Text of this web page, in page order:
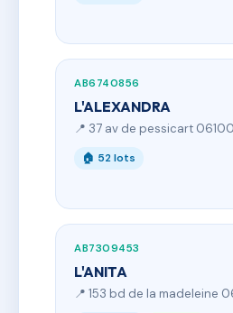
AB6740856
L'ALEXANDRA
📍 37 av de pessicart
🏠 52 lots
AB7309453
L'ANITA
📍 153 bd de la madeleine